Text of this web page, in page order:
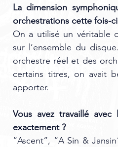
La dimension
orchestrations cette fois-
On a utilisé un véritable
sur l’ensemble du
orchestre réel et des
certains titres, on avait
apporter.
Vous avez travaillé avec
exactement ?
“Ascent”, “A Sin &